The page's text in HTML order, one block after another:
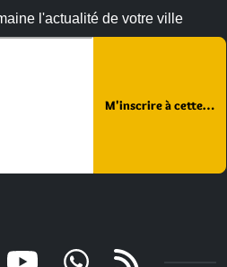
l'actualité de votre ville
vide :